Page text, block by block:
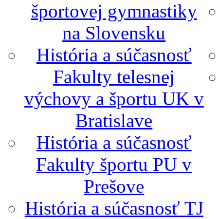
športovej gymnastiky
na Slovensku
História a súčasnosť
Fakulty telesnej
výchovy a športu UK v
Bratislave
História a súčasnosť
Fakulty športu PU v
Prešove
História a súčasnosť TJ